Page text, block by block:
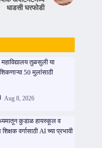
धाडसी घरफोडी
तुळसुली या
50 मुलांसाठी
Aug 8, 2026
कुडाळ हायस्कूल व
वर्गासाठी AI च्या प्रभावी